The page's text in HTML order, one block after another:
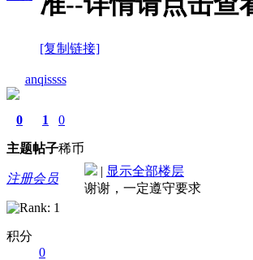
[复制链接]
anqissss
0
主题
1
帖子
0
稀币
注册会员
积分
0
| 显示全部楼层
谢谢，一定遵守要求